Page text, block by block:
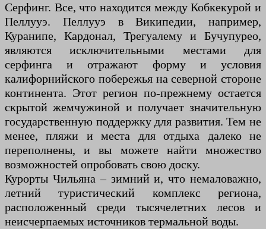
Серфинг. Все, что находится между Кобкекурой и
Пеллууэ. Пеллууэ в Википедии, например,
Куранипе, Кардонал, Трегуалему и Бучупурео,
являются исключительными местами для
серфинга и отражают форму и условия
калифорнийского побережья на северной стороне
континента. Этот регион по-прежнему остается
скрытой жемчужиной и получает значительную
государственную поддержку для развития. Тем не
менее, пляжи и места для отдыха далеко не
переполнены, и вы можете найти множество
возможностей опробовать свою доску.
Курорты Чильяна – зимний и, что немаловажно,
летний туристический комплекс региона,
расположенный среди тысячелетних лесов и
неисчерпаемых источников термальной воды.